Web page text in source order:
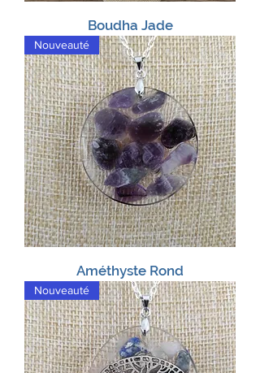
Boudha Jade
Nouveauté
Améthyste Rond
Nouveauté